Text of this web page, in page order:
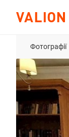
Фотографії